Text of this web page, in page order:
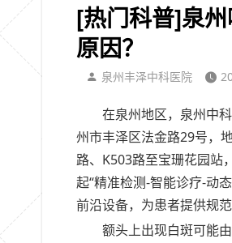
[热门科普]泉
原因？
泉州丰泽中科医院
在泉州地区，泉州中
州市丰泽区法金路29号，
路、K503路至宝珊花园站
起“精准检测-智能诊疗-动
前沿设备，为患者提供规
额头上出现白斑可能